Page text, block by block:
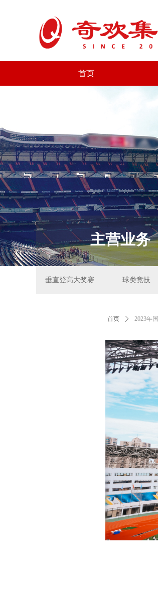
垂直登高大奖赛 球类竞技
首页
主营业务
首页 ꄲ 2023年